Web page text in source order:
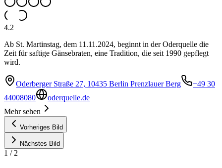
4.2
Ab St. Martinstag, dem 11.11.2024, beginnt in der Oderquelle die
Zeit für saftige Gänsebraten, eine Tradition, die seit 1990 gepflegt
wird.
Oderberger Straße 27, 10435 Berlin Prenzlauer Berg
+49 30
44008080
oderquelle.de
Mehr sehen
Vorheriges Bild
Nächstes Bild
1 / 2